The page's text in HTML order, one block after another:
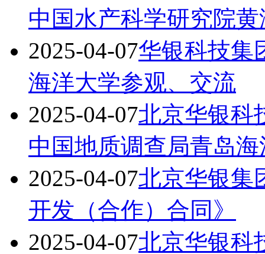
中国水产科学研究院
2025-04-07华银科技集
海洋大学参观、交流
2025-04-07北京华银科
中国地质调查局青岛
2025-04-07北京华银集
开发（合作）合同》
2025-04-07北京华银科